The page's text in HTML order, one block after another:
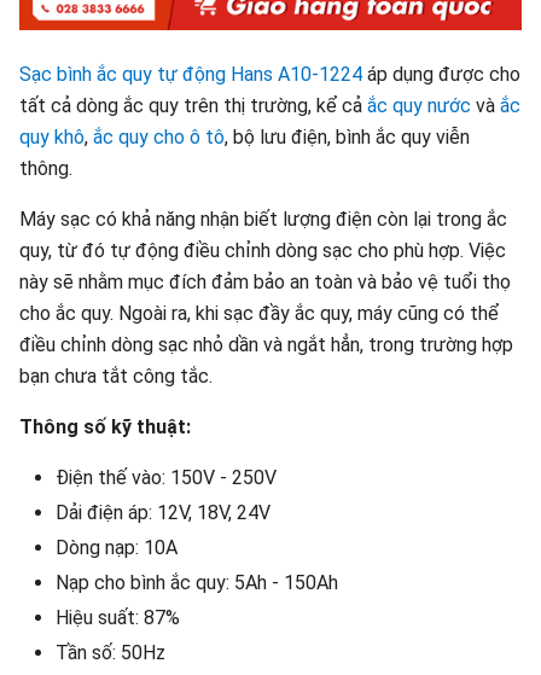
Sạc bình ắc quy tự động Hans A10-1224 áp dụng được cho
tất cả dòng ắc quy trên thị trường, kể cả ắc quy nước và ắc
quy khô, ắc quy cho ô tô, bộ lưu điện, bình ắc quy viễn
thông.
Máy sạc có khả năng nhận biết lượng điện còn lại trong ắc
quy, từ đó tự động điều chỉnh dòng sạc cho phù hợp. Việc
này sẽ nhằm mục đích đảm bảo an toàn và bảo vệ tuổi thọ
cho ắc quy. Ngoài ra, khi sạc đầy ắc quy, máy cũng có thể
điều chỉnh dòng sạc nhỏ dần và ngắt hẳn, trong trường hợp
bạn chưa tắt công tắc.
Thông số kỹ thuật:
Điện thế vào: 150V - 250V
Dải điện áp: 12V, 18V, 24V
Dòng nạp: 10A
Nạp cho bình ắc quy: 5Ah - 150Ah
Hiệu suất: 87%
Tần số: 50Hz